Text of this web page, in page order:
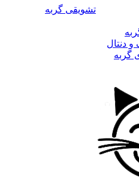
تشویقی گربه
دنتال
گربه